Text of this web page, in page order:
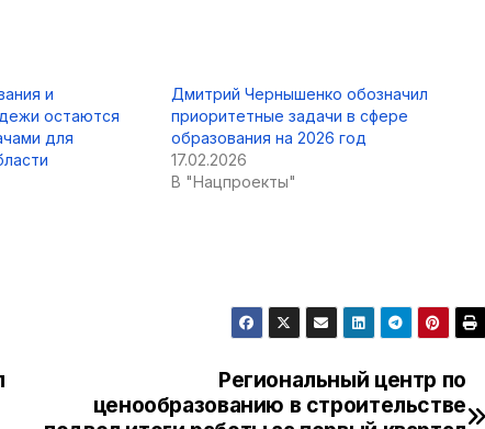
и
остаются
для
Дмитрий Чернышенко обозначил
приоритетные задачи в сфере
образования на 2026 год
17.02.2026
В "Нацпроекты"
Региональный центр по
ценообразованию в строительстве